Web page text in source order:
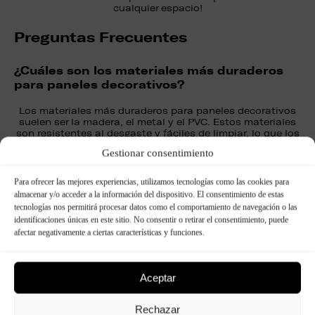
Gestionar consentimiento
Para ofrecer las mejores experiencias, utilizamos tecnologías como las cookies para
almacenar y/o acceder a la información del dispositivo. El consentimiento de estas
tecnologías nos permitirá procesar datos como el comportamiento de navegación o las
identificaciones únicas en este sitio. No consentir o retirar el consentimiento, puede
afectar negativamente a ciertas características y funciones.
Aceptar
Rechazar
cualquier espacio!
Preguntas Frecuentes
¿Cuáles son los materiales más duraderos
para paneles decorativos?
Los materiales más duraderos para paneles decorativos
suelen ser la madera, el metal y el PVC. Estos materiales
son resistentes al desgaste y fáciles de limpiar, lo que los
La dificultad de la instalación de paneles decorativos
depende del tipo de panel y del material. En general,
muchos paneles decorativos son relativamente fáciles de
instalar, especialmente aquellos que vienen en forma de
¿Dónde puedo comprar paneles
Los paneles decorativos pueden encontrarse en tiendas